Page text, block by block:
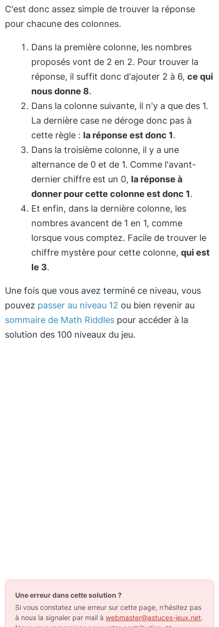
C'est donc assez simple de trouver la réponse
pour chacune des colonnes.
Dans la première colonne, les nombres
proposés vont de 2 en 2. Pour trouver la
réponse, il suffit donc d'ajouter 2 à 6, ce qui
nous donne 8.
Dans la colonne suivante, il n'y a que des 1.
La dernière case ne déroge donc pas à
cette règle : la réponse est donc 1.
Dans la troisième colonne, il y a une
alternance de 0 et de 1. Comme l'avant-
dernier chiffre est un 0, la réponse à
donner pour cette colonne est donc 1.
Et enfin, dans la dernière colonne, les
nombres avancent de 1 en 1, comme
lorsque vous comptez. Facile de trouver le
chiffre mystère pour cette colonne, qui est
le 3.
Une fois que vous avez terminé ce niveau, vous
pouvez passer au niveau 12 ou bien revenir au
sommaire de Math Riddles pour accéder à la
solution des 100 niveaux du jeu.
Une erreur dans cette solution ?
Si vous constatez une erreur sur cette page, n'hésitez pas
à nous la signaler par mail à webmaster@astuces-jeux.net.